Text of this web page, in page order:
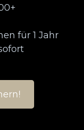
für 1 Jahr